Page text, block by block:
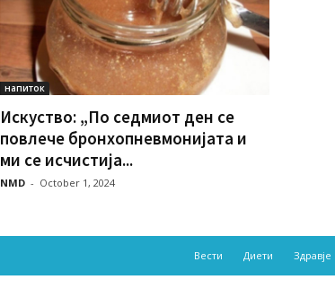
напиток
Искуство: „По седмиот ден се
повлече бронхопневмонијата и
ми се исчистија...
NMD - October 1, 2024
Вести Диети Здравје